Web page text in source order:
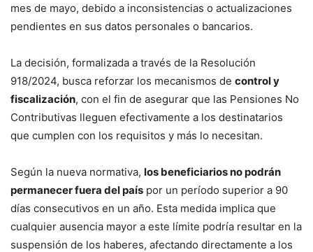
mes de mayo, debido a inconsistencias o actualizaciones
pendientes en sus datos personales o bancarios.
La decisión, formalizada a través de la Resolución
918/2024, busca reforzar los mecanismos de control y
fiscalización, con el fin de asegurar que las Pensiones No
Contributivas lleguen efectivamente a los destinatarios
que cumplen con los requisitos y más lo necesitan.
Según la nueva normativa, los beneficiarios no podrán
permanecer fuera del país por un período superior a 90
días consecutivos en un año. Esta medida implica que
cualquier ausencia mayor a este límite podría resultar en la
suspensión de los haberes, afectando directamente a los